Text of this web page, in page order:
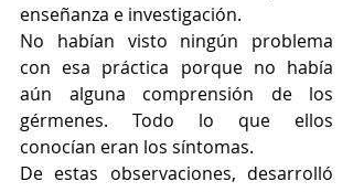
enseñanza e investigación.
No habían visto ningún problema
con esa práctica porque no había
aún alguna comprensión de los
gérmenes. Todo lo que ellos
conocían eran los síntomas.
De estas observaciones, desarrolló